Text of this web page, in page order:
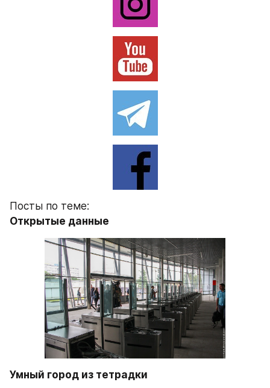
Посты по теме:
Открытые данные
Умный город из тетрадки